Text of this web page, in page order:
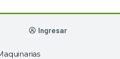
ingresar